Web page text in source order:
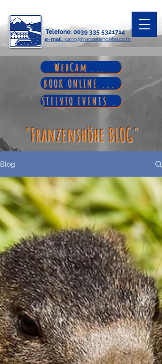
Telefono: 0039 335 5321714
e-mail: karin@franzenshoehe.com
WebCam ...
BOOK ONLINE ...
STELVIO EVENTS ...
"Franzenshöhe BLOG"
Blog